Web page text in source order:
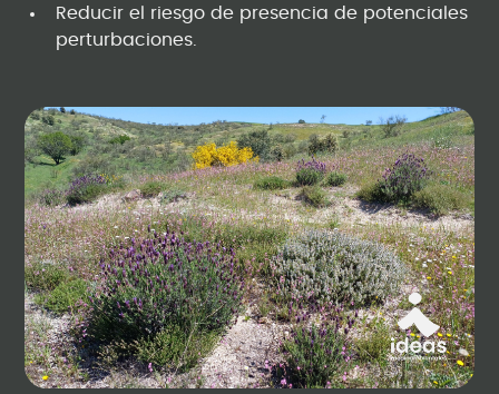
Reducir el riesgo de presencia de potenciales
perturbaciones.